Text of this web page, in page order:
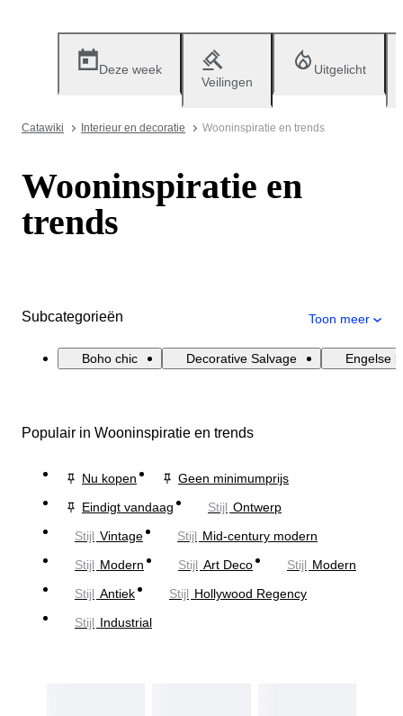
Deze week
Veilingen
Uitgelicht
Catawiki Interieur en decoratie Wooninspiratie en trends
Wooninspiratie en
trends
Subcategorieën Toon meer
Boho chic Decorative Salvage Engelse
Populair in Wooninspiratie en trends
Nu kopen
Geen minimumprijs
Eindigt vandaag
Stijl Ontwerp
Stijl Vintage Stijl Mid-century modern
Stijl Modern Stijl Art Deco Stijl Modern
Stijl Antiek Stijl Hollywood Regency
Stijl Industrial